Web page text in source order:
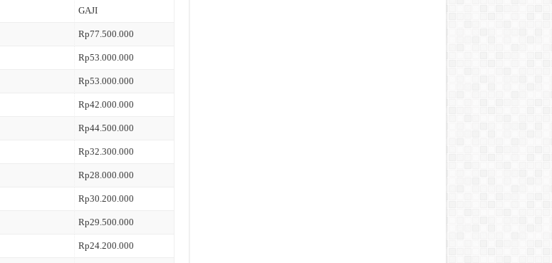
GAJI
Rp77.500.000
Rp53.000.000
Rp53.000.000
Rp42.000.000
Rp44.500.000
Rp32.300.000
Rp28.000.000
Rp30.200.000
Rp29.500.000
Rp24.200.000